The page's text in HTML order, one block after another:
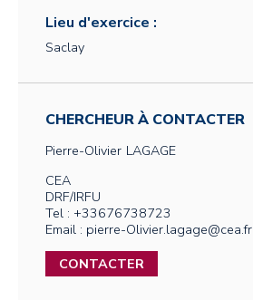
Lieu d'exercice :
Saclay
CHERCHEUR À CONTACTER
Pierre-Olivier LAGAGE
CEA
DRF/IRFU
Tel : +33676738723
Email : pierre-Olivier.lagage@cea.fr
CONTACTER